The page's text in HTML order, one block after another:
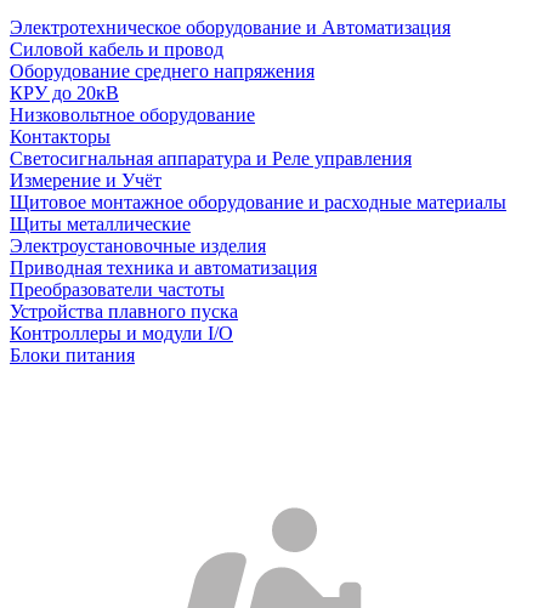
Электротехническое оборудование и Автоматизация
Силовой кабель и провод
Оборудование среднего напряжения
КРУ до 20кВ
Низковольтное оборудование
Контакторы
Светосигнальная аппаратура и Реле управления
Измерение и Учёт
Щитовое монтажное оборудование и расходные материалы
Щиты металлические
Электроустановочные изделия
Приводная техника и автоматизация
Преобразователи частоты
Устройства плавного пуска
Контроллеры и модули I/O
Блоки питания